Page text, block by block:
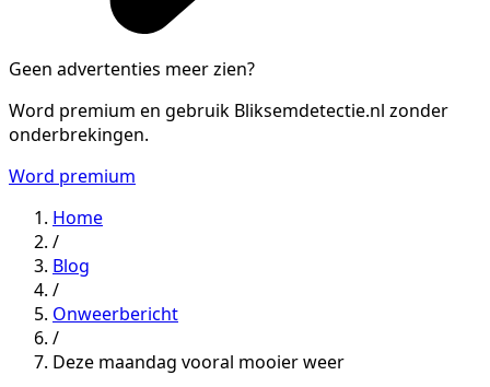
Geen advertenties meer zien?
Word premium en gebruik Bliksemdetectie.nl zonder
onderbrekingen.
Word premium
Home
/
Blog
/
Onweerbericht
/
Deze maandag vooral mooier weer